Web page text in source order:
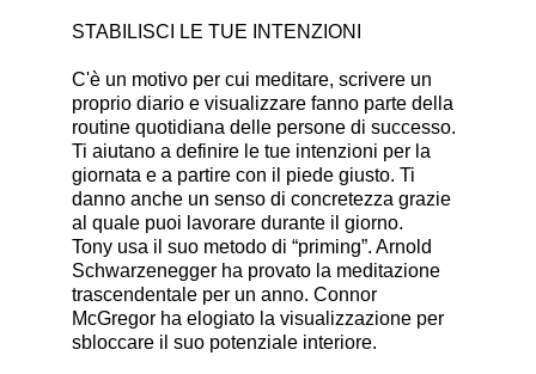
STABILISCI LE TUE INTENZIONI
C'è un motivo per cui meditare, scrivere un
proprio diario e visualizzare fanno parte della
routine quotidiana delle persone di successo.
Ti aiutano a definire le tue intenzioni per la
giornata e a partire con il piede giusto. Ti
danno anche un senso di concretezza grazie
al quale puoi lavorare durante il giorno.
Tony usa il suo metodo di “priming”. Arnold
Schwarzenegger ha provato la meditazione
trascendentale per un anno. Connor
McGregor ha elogiato la visualizzazione per
sbloccare il suo potenziale interiore.